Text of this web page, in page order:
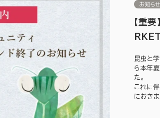
お知らせ
【重
昆虫と
ら本年
た。
これに
におきま